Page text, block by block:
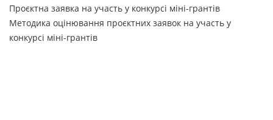
Проєктна заявка на участь у конкурсі міні-грантів
Методика оцінювання проєктних заявок на участь у
конкурсі міні-грантів